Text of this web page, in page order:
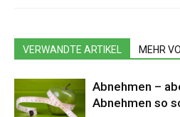
VERWANDTE ARTIKEL MEHR
Abnehmen –
Abnehmen so